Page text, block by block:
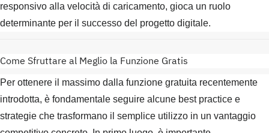
responsivo alla velocità di caricamento, gioca un ruolo
determinante per il successo del progetto digitale.
Come Sfruttare al Meglio la Funzione Gratis
Per ottenere il massimo dalla funzione gratuita recentemente
introdotta, è fondamentale seguire alcune best practice e
strategie che trasformano il semplice utilizzo in un vantaggio